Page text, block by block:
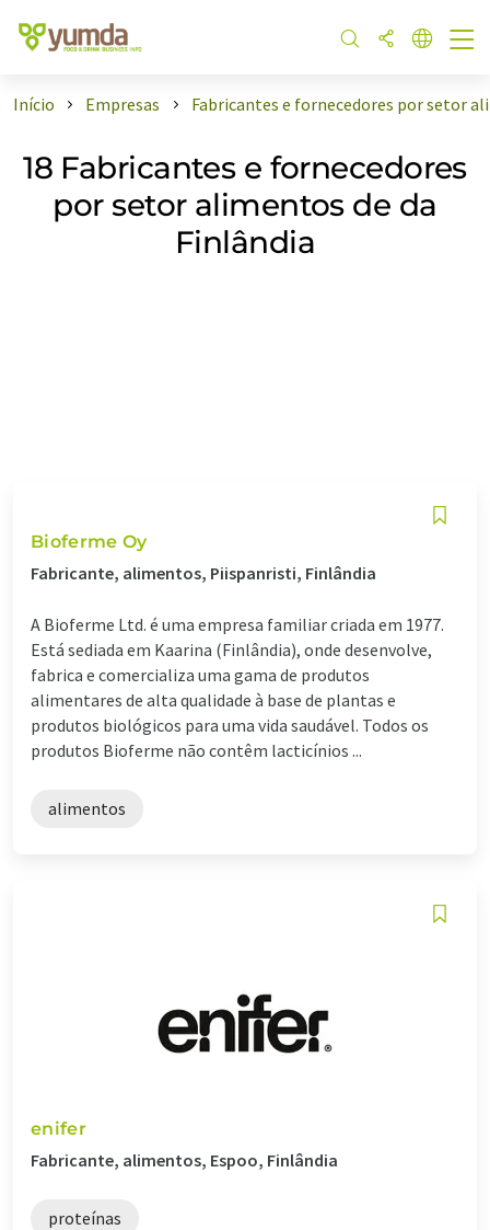
Início Empresas Fabricantes e fornecedores por setor
18 Fabricantes e fornecedores
por setor alimentos de da
Finlândia
Bioferme Oy
Fabricante, alimentos, Piispanristi, Finlândia
A Bioferme Ltd. é uma empresa familiar criada em 1977.
Está sediada em Kaarina (Finlândia), onde desenvolve,
fabrica e comercializa uma gama de produtos
alimentares de alta qualidade à base de plantas e
produtos biológicos para uma vida saudável. Todos os
produtos Bioferme não contêm lacticínios ...
alimentos
enifer
Fabricante, alimentos, Espoo, Finlândia
proteínas